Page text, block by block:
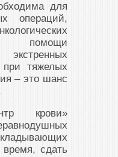
для
операций,
помощи
тяжелых
– это шанс
крови»
время, сдать